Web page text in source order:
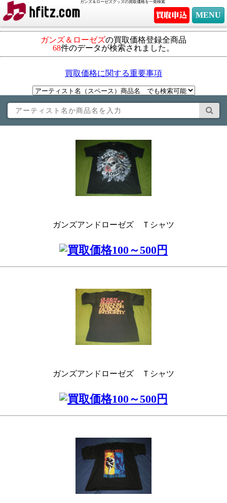
ガンズ＆ローゼズグッズの買取価格を一発検索
MENU
ガンズ＆ローゼズの買取価格登録全商品
68件のデータが検索されました。
買取価格に関する重要事項
ガンズアンドローゼズ Ｔシャツ
ガンズアンドローゼズ Ｔシャツ